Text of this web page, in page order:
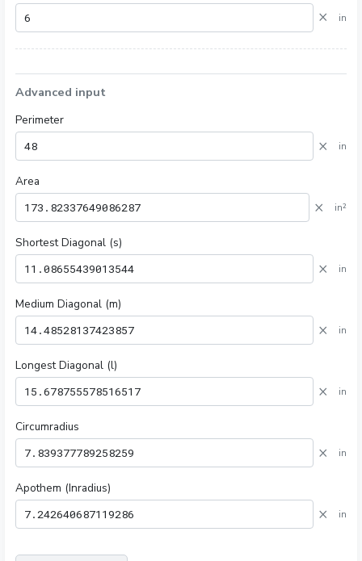
× in
Advanced input
Perimeter
× in
Area
× in²
Shortest Diagonal (s)
× in
Medium Diagonal (m)
× in
Longest Diagonal (l)
× in
Circumradius
× in
Apothem (Inradius)
× in